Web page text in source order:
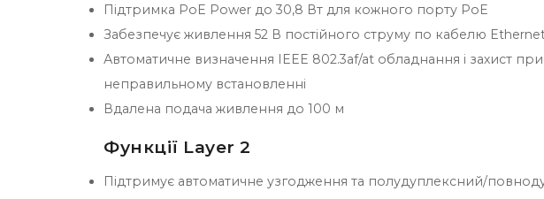
Підтримка PoE Power до 30,8 Вт для кожного порту PoE
Забезпечує живлення 52 В постійного струму по кабелю
Автоматичне визначення IEEE 802.3af/at обладнання і захист
неправильному встановленні
Вдалена подача живлення до 100 м
Функції Layer 2
Підтримує автоматичне узгодження та полудуплексний/